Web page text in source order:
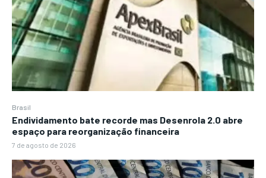
Brasil
Endividamento bate recorde mas Desenrola 2.0 abre
espaço para reorganização financeira
7 de agosto de 2026